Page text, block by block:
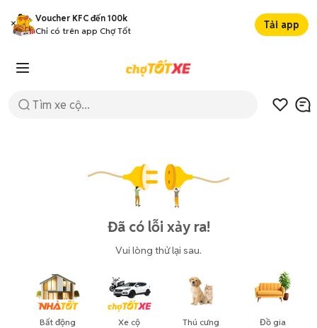
Voucher KFC đến 100k
Chỉ có trên app Chợ Tốt
Tải app
Đã có lỗi xảy ra!
Vui lòng thử lại sau.
Bất động
Xe cộ Thú cưng
Đồ gia